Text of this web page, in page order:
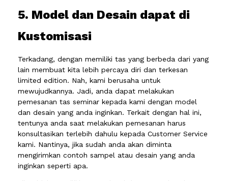
5. Model dan Desain dapat di
Kustomisasi
Terkadang, dengan memiliki tas yang berbeda dari yang
lain membuat kita lebih percaya diri dan terkesan
limited edition. Nah, kami berusaha untuk
mewujudkannya. Jadi, anda dapat melakukan
pemesanan tas seminar kepada kami dengan model
dan desain yang anda inginkan. Terkait dengan hal ini,
tentunya anda saat melakukan pemesanan harus
konsultasikan terlebih dahulu kepada Customer Service
kami. Nantinya, jika sudah anda akan diminta
mengirimkan contoh sampel atau desain yang anda
inginkan seperti apa.